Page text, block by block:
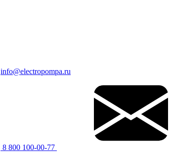
info@electropompa.ru
8 800 100-00-77